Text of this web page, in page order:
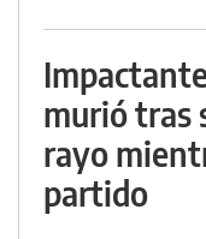
murió tras
rayo
partido